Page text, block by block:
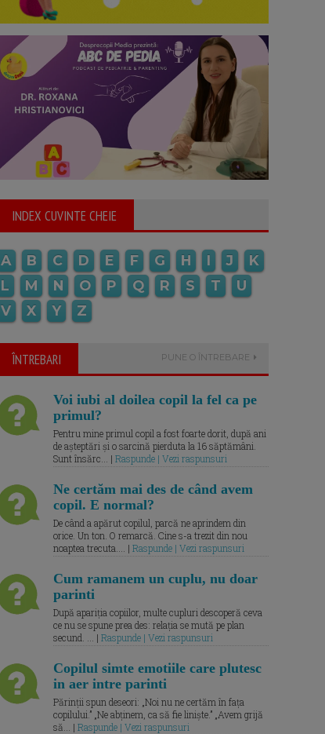
INDEX CUVINTE CHEIE
A B C D E F G H I J
K
L
M N O P Q R S T
U
V
X Y Z
ÎNTREBARI PUNE O ÎNTREBARE
Voi iubi al doilea copil la fel ca pe
primul?
Pentru mine primul copil a fost foarte dorit, după ani
de așteptări și o sarcină pierduta la 16 săptămâni.
Sunt însărc... | Raspunde | Vezi raspunsuri
Ne certăm mai des de când avem
copil. E normal?
De când a apărut copilul, parcă ne aprindem din
orice. Un ton. O remarcă. Cine s-a trezit din nou
noaptea trecuta.... | Raspunde | Vezi raspunsuri
Cum ramanem un cuplu, nu doar
parinti
După apariția copiilor, multe cupluri descoperă ceva
ce nu se spune prea des: relația se mută pe plan
secund. ... | Raspunde | Vezi raspunsuri
Copilul simte emotiile care plutesc
in aer intre parinti
Părinții spun deseori: „Noi nu ne certăm în fața
copilului.” „Ne abținem, ca să fie liniște.” „Avem grijă
să... | Raspunde | Vezi raspunsuri